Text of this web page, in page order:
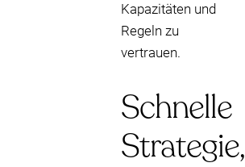
Kapazitäten und
Regeln zu
vertrauen.
Schnelle
Strategie,